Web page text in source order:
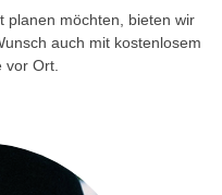
planen möchten, bieten wir
auch mit kostenlosem
vor Ort.